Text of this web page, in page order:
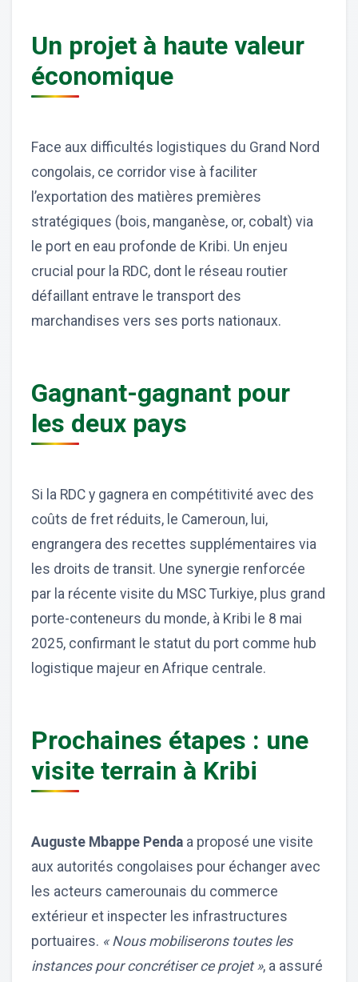
Un projet à haute valeur
économique
Face aux difficultés logistiques du Grand Nord
congolais, ce corridor vise à faciliter
l’exportation des matières premières
stratégiques (bois, manganèse, or, cobalt) via
le port en eau profonde de Kribi. Un enjeu
crucial pour la RDC, dont le réseau routier
défaillant entrave le transport des
marchandises vers ses ports nationaux.
Gagnant-gagnant pour
les deux pays
Si la RDC y gagnera en compétitivité avec des
coûts de fret réduits, le Cameroun, lui,
engrangera des recettes supplémentaires via
les droits de transit. Une synergie renforcée
par la récente visite du MSC Turkiye, plus grand
porte-conteneurs du monde, à Kribi le 8 mai
2025, confirmant le statut du port comme hub
logistique majeur en Afrique centrale.
Prochaines étapes : une
visite terrain à Kribi
Auguste Mbappe Penda a proposé une visite
aux autorités congolaises pour échanger avec
les acteurs camerounais du commerce
extérieur et inspecter les infrastructures
portuaires. « Nous mobiliserons toutes les
instances pour concrétiser ce projet », a assuré